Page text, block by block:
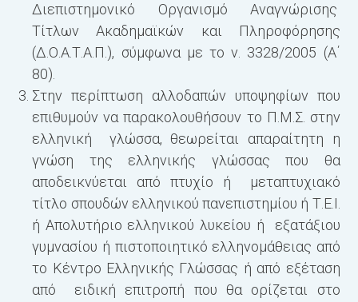
Διεπιστημονικό Οργανισμό Αναγνώρισης
Τίτλων Ακαδημαϊκών και Πληροφόρησης
(Δ.Ο.Α.Τ.Α.Π.), σύμφωνα με το ν. 3328/2005 (Α΄
80).
Στην περίπτωση αλλοδαπών υποψηφίων που
επιθυμούν να παρακολουθήσουν το Π.Μ.Σ. στην
ελληνική γλώσσα, θεωρείται απαραίτητη η
γνώση της ελληνικής γλώσσας που θα
αποδεικνύεται από πτυχίο ή μεταπτυχιακό
τίτλο σπουδών ελληνικού πανεπιστημίου ή Τ.Ε.Ι.
ή Απολυτήριο ελληνικού λυκείου ή εξατάξιου
γυμνασίου ή πιστοποιητικό ελληνομάθειας από
το Κέντρο Ελληνικής Γλώσσας ή από εξέταση
από ειδική επιτροπή που θα ορίζεται στο